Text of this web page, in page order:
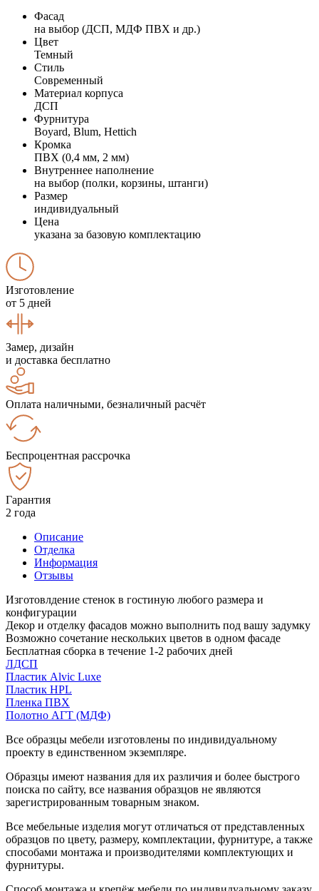
Фасад
на выбор (ДСП, МДФ ПВХ и др.)
Цвет
Темный
Стиль
Современный
Материал корпуса
ДСП
Фурнитура
Boyard, Blum, Hettich
Кромка
ПВХ (0,4 мм, 2 мм)
Внутреннее наполнение
на выбор (полки, корзины, штанги)
Размер
индивидуальный
Цена
указана за базовую комплектацию
Изготовление
от 5 дней
Замер, дизайн
и доставка бесплатно
Оплата наличными, безналичный расчёт
Беспроцентная рассрочка
Гарантия
2 года
Описание
Отделка
Информация
Отзывы
Изготовлдение стенок в гостиную любого размера и
конфигурации
Декор и отделку фасадов можно выполнить под вашу задумку
Возможно сочетание нескольких цветов в одном фасаде
Бесплатная сборка в течение 1-2 рабочих дней
ЛДСП
Пластик Alvic Luxe
Пластик HPL
Пленка ПВХ
Полотно АГТ (МДФ)
Все образцы мебели изготовлены по индивидуальному
проекту в единственном экземпляре.
Образцы имеют названия для их различия и более быстрого
поиска по сайту, все названия образцов не являются
зарегистрированным товарным знаком.
Все мебельные изделия могут отличаться от представленных
образцов по цвету, размеру, комплектации, фурнитуре, а также
способами монтажа и производителями комплектующих и
фурнитуры.